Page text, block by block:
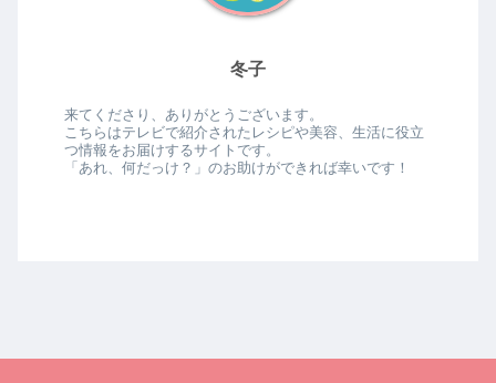
冬子
来てくださり、ありがとうございます。
こちらはテレビで紹介されたレシピや美容、生活に役立
つ情報をお届けするサイトです。
「あれ、何だっけ？」のお助けができれば幸いです！